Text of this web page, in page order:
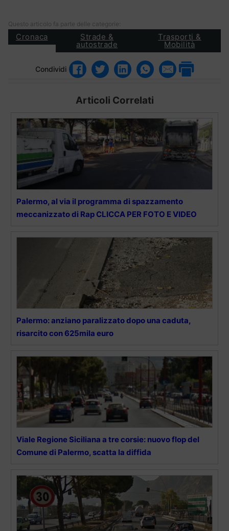
Questo articolo fa parte delle categorie:
Cronaca Strade &
autostrade
Trasporti &
Mobilità
Condividi
Articoli Correlati
Palermo, al via il programma di spazzamento
meccanizzato di Rap CLICCA PER FOTO E VIDEO
Palermo: anziano paralizzato dopo una caduta,
risarcito con 625mila euro
Viale Regione Siciliana a tre corsie: nuovo flop del
Comune di Palermo, scatta la diffida